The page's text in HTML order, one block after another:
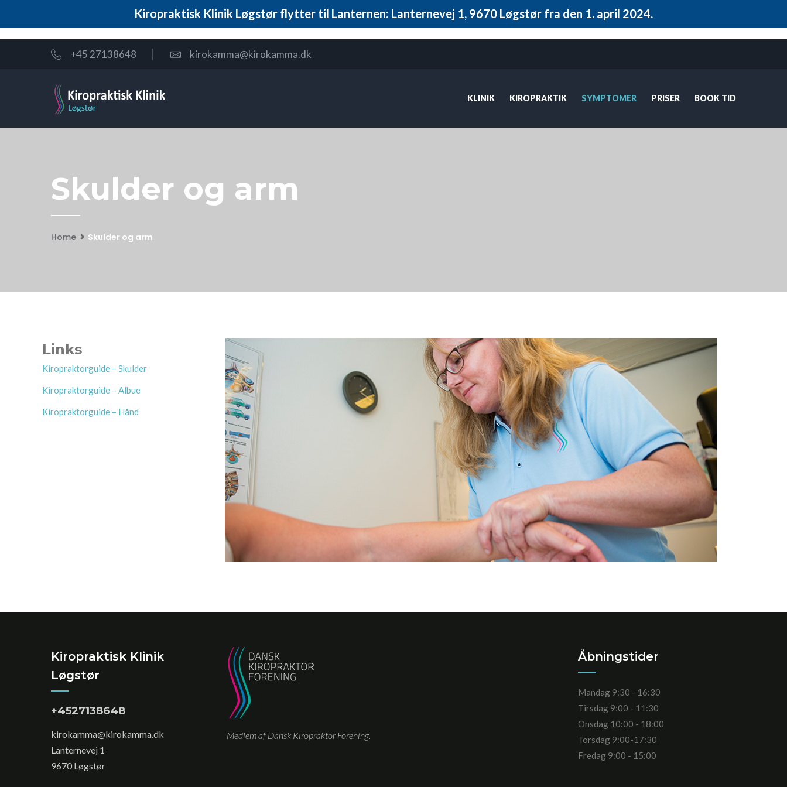
Kiropraktisk Klinik Løgstør flytter til Lanternen: Lanternevej 1, 9670 Løgstør fra den 1. april 2024.
+45 27138648 kirokamma@kirokamma.dk
KLINIK KIROPRAKTIK SYMPTOMER PRISER BOOK TID
Skulder og arm
Home Skulder og arm
Links
Kiropraktorguide – Skulder
Kiropraktorguide – Albue
Kiropraktorguide – Hånd
Kiropraktisk Klinik
Løgstør
+4527138648
kirokamma@kirokamma.dk
Lanternevej 1
9670 Løgstør
Medlem af Dansk Kiropraktor Forening.
Åbningstider
Mandag 9:30 - 16:30
Tirsdag 9:00 - 11:30
Onsdag 10:00 - 18:00
Torsdag 9:00-17:30
Fredag 9:00 - 15:00